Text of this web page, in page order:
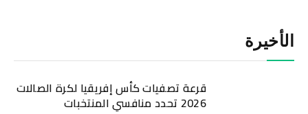
الأخيرة
قرعة تصفيات كأس إفريقيا لكرة الصالات
2026 تحدد منافسي المنتخبات